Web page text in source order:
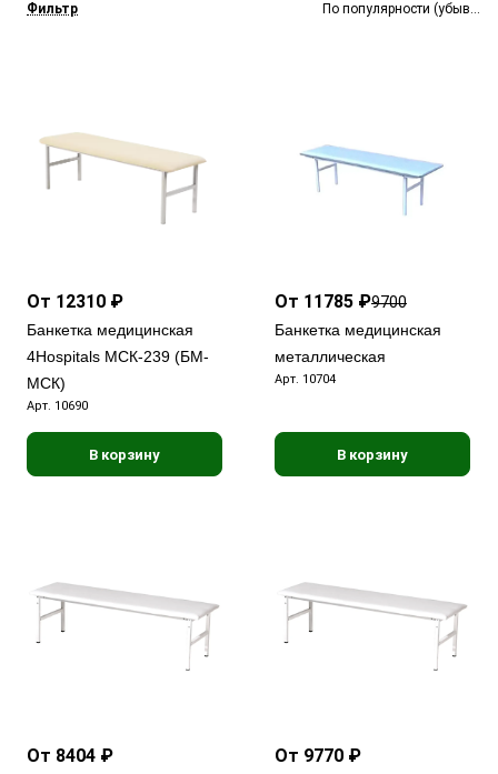
Фильтр По популярности
От 12310 ₽
Банкетка медицинская
4Hospitals МСК-239 (БМ-
МСК)
Арт. 10690
В корзину
От 11785 ₽9700
Банкетка медицинская
металлическая
Арт. 10704
В корзину
От 8404 ₽ От 9770 ₽